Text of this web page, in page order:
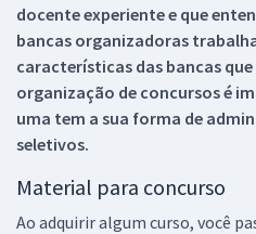
docente experiente e que
bancas organizadoras
características das bancas
organização de concursos é
uma tem a sua forma de
seletivos.
Material para concurso
Ao adquirir algum curso, você